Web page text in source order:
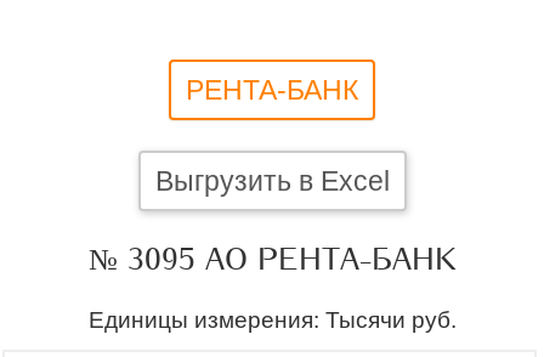
РЕНТА-БАНК
Выгрузить в Excel
№ 3095 АО РЕНТА-БАНК
Единицы измерения: Тысячи руб.